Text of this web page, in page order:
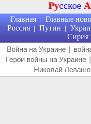
Русское А
Главная | Главные
Россия | Путин |
Сирия
Война на Украине |
Герои войны на Украине |
Николай